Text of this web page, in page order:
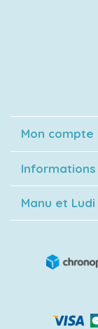
Mon compte
Informations
Manu et Ludi